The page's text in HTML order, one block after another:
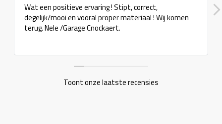
Wat een positieve ervaring ! Stipt, correct,
degelijk/mooi en vooral proper materiaal ! Wij komen
terug. Nele /Garage Cnockaert.
Toont onze laatste recensies